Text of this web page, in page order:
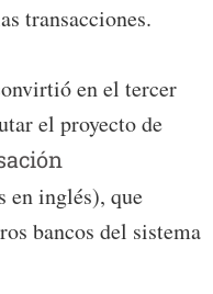
transacciones.
en el tercer
el proyecto de
en inglés), que
bancos del sistema